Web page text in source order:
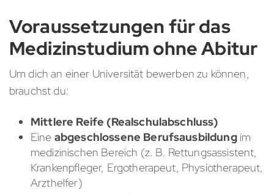
Voraussetzungen für das
Medizinstudium ohne Abitur
Um dich an einer Universität bewerben zu können,
brauchst du:
Mittlere Reife (Realschulabschluss)
Eine abgeschlossene Berufsausbildungim
medizinischen Bereich (z. B. Rettungsassistent,
Krankenpfleger, Ergotherapeut, Physiotherapeut,
Arzthelfer)